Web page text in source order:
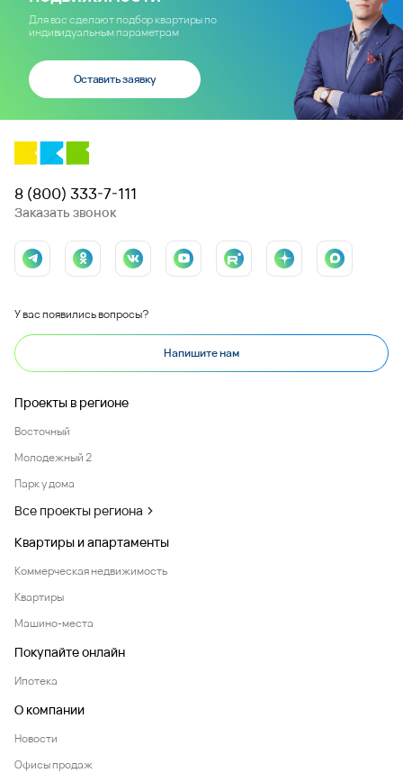
Для вас сделают подбор квартиры по
индивидуальным параметрам
Оставить заявку
8 (800) 333-7-111
Заказать звонок
У вас появились вопросы?
Напишите нам
Проекты в регионе
Восточный
Молодежный 2
Парк у дома
Все проекты региона
Квартиры и апартаменты
Коммерческая недвижимость
Квартиры
Машино-места
Покупайте онлайн
Ипотека
О компании
Новости
Офисы продаж